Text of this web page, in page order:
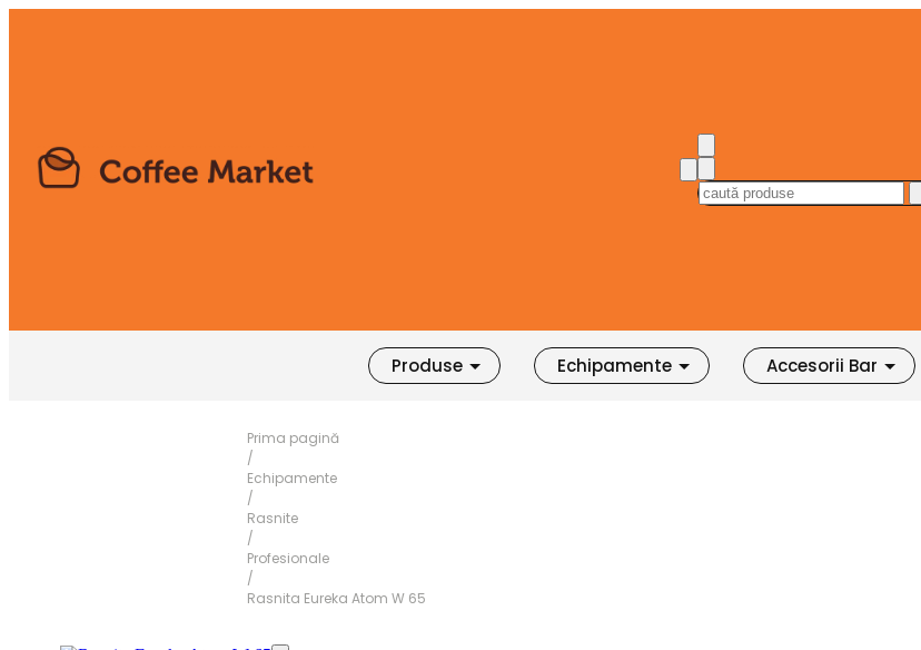
Produse Echipamente Accesorii Bar
Prima pagină
/
Echipamente
/
Rasnite
/
Profesionale
/
Rasnita Eureka Atom W 65